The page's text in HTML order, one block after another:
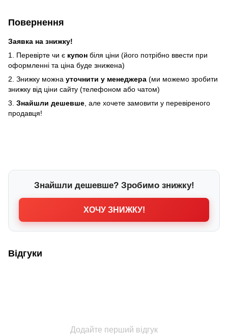
Повернення
Заявка на знижку!
1. Перевірте чи є купон біля ціни (його потрібно ввести при
оформленні та ціна буде знижена)
2. Знижку можна уточнити у менеджера (ми можемо зробити
знижку від ціни сайту (телефоном або чатом)
3. Знайшли дешевше , але хочете замовити у перевіреного
продавця!
Знайшли дешевше? Зробимо знижку!
ХОЧУ ЗНИЖКУ!
Відгуки
Додайте перший відгук